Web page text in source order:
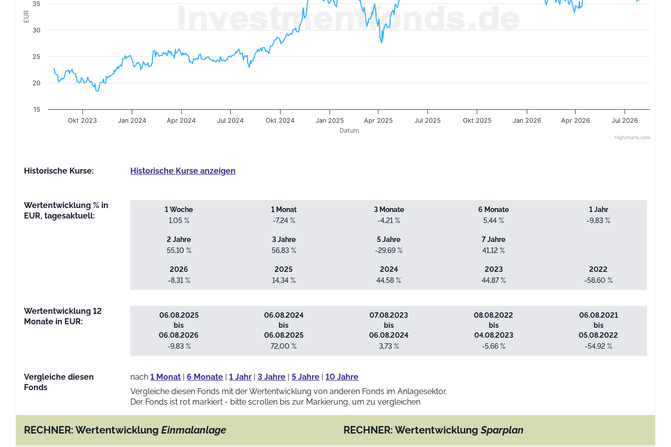
Datum
EUR
Jan 2024 Jul 2024 Jan 2025 Jul 2025 Jan 2026 Jul 2026
Okt 2023 Apr 2024 Okt 2024 Apr 2025 Okt 2025 Apr 2026
15
20
25
30
35
Highcharts.com
Historische Kurse: Historische Kurse anzeigen
Wertentwicklung % in
EUR, tagesaktuell:
1 Woche
1,05 %
1 Monat
-7,24 %
3 Monate
-4,21 %
6 Monate
5,44 %
1 Jahr
-9,83 %
2 Jahre
55,10 %
3 Jahre
56,83 %
5 Jahre
-29,69 %
7 Jahre
41,12 %
2026
-8,31 %
2025
14,34 %
2024
44,58 %
2023
44,87 %
2022
-58,60 %
Wertentwicklung 12
Monate in EUR:
06.08.2025
bis
06.08.2026
-9,83 %
06.08.2024
bis
06.08.2025
72,00 %
07.08.2023
bis
06.08.2024
3,73 %
08.08.2022
bis
04.08.2023
-5,66 %
06.08.2021
bis
05.08.2022
-54,92 %
Vergleiche diesen
Fonds
nach1 Monat |6 Monate |1 Jahr |3 Jahre |5 Jahre |10 Jahre
Vergleiche diesen Fonds mit der Wertentwicklung von anderen Fonds im Anlagesektor.
Der Fonds ist rot markiert - bitte scrollen bis zur Markierung, um zu vergleichen
RECHNER: Wertentwicklung Einmalanlage RECHNER: WertentwicklungSparplan